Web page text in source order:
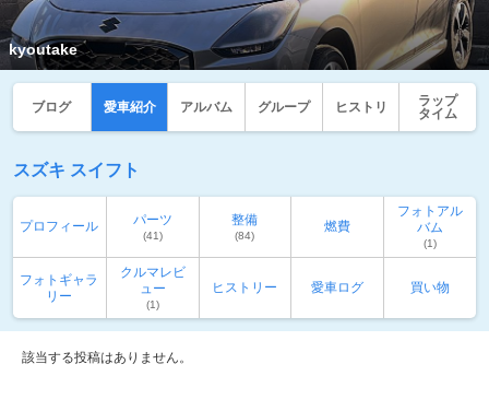
kyoutake
ブログ 愛車紹介 アルバム グループ ヒストリ
ラップ
タイム
スズキ スイフト
プロフィール パーツ
(41)
整備
(84)
燃費
フォトアル
バム
(1)
フォトギャラ
リー
クルマレビ
ュー
(1)
ヒストリー 愛車ログ 買い物
該当する投稿はありません。